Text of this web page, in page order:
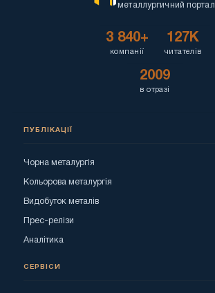
металлургичний портал
3 840+
компанії
127K
читателів
2009
в отразі
ПУБЛІКАЦІЇ
Чорна металургія
Кольорова металургія
Видобуток металів
Прес-релізи
Аналітика
СЕРВІСИ